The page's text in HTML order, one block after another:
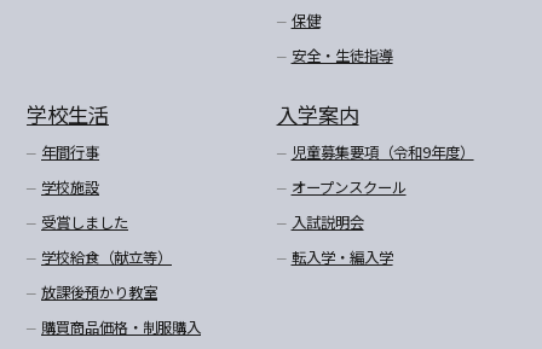
保健
安全・生徒指導
学校生活
年間行事
学校施設
受賞しました
学校給食（献立等）
放課後預かり教室
購買商品価格・制服購入
入学案内
児童募集要項（令和9年度）
オープンスクール
入試説明会
転入学・編入学